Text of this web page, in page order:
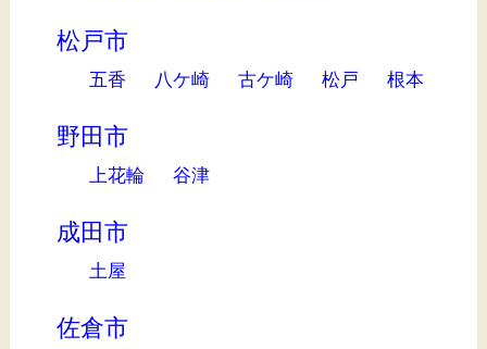
松戸市
五香 八ケ崎 古ケ崎 松戸 根本
野田市
上花輪 谷津
成田市
土屋
佐倉市